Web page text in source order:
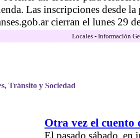
Las inscripciones desde la
cierran el lunes 29
Locales - Información
Tránsito y Sociedad
Otra vez el cuento
El pasado sábado, en